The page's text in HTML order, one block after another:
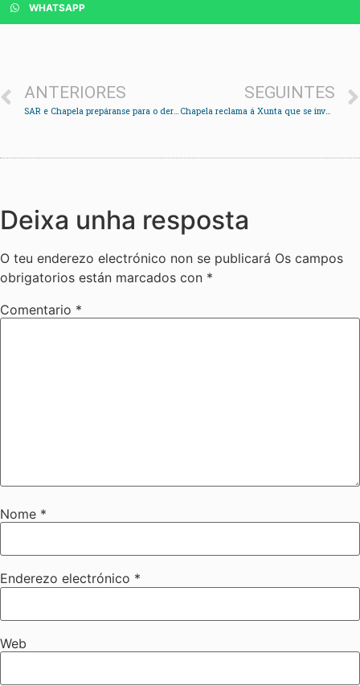
WHATSAPP
ANTERIORES SEGUINTES
Chapela reclama á Xunta que se involucre no pago das bonificacións do Vitrasa
Deixa unha resposta
O teu enderezo electrónico non se publicará Os campos
obrigatorios están marcados con *
Comentario *
Nome *
Enderezo electrónico *
Web